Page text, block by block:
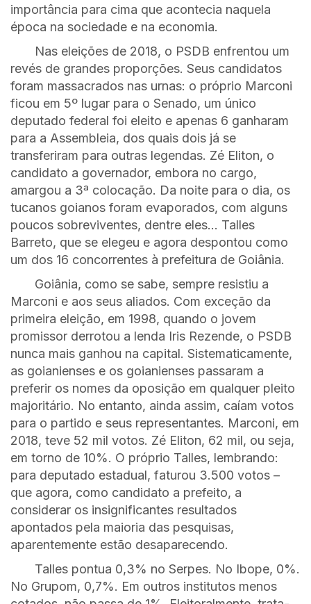
importância para cima que acontecia naquela
época na sociedade e na economia.
Nas eleições de 2018, o PSDB enfrentou um
revés de grandes proporções. Seus candidatos
foram massacrados nas urnas: o próprio Marconi
ficou em 5º lugar para o Senado, um único
deputado federal foi eleito e apenas 6 ganharam
para a Assembleia, dos quais dois já se
transferiram para outras legendas. Zé Eliton, o
candidato a governador, embora no cargo,
amargou a 3ª colocação. Da noite para o dia, os
tucanos goianos foram evaporados, com alguns
poucos sobreviventes, dentre eles… Talles
Barreto, que se elegeu e agora despontou como
um dos 16 concorrentes à prefeitura de Goiânia.
Goiânia, como se sabe, sempre resistiu a
Marconi e aos seus aliados. Com exceção da
primeira eleição, em 1998, quando o jovem
promissor derrotou a lenda Iris Rezende, o PSDB
nunca mais ganhou na capital. Sistematicamente,
as goianienses e os goianienses passaram a
preferir os nomes da oposição em qualquer pleito
majoritário. No entanto, ainda assim, caíam votos
para o partido e seus representantes. Marconi, em
2018, teve 52 mil votos. Zé Eliton, 62 mil, ou seja,
em torno de 10%. O próprio Talles, lembrando:
para deputado estadual, faturou 3.500 votos –
que agora, como candidato a prefeito, a
considerar os insignificantes resultados
apontados pela maioria das pesquisas,
aparentemente estão desaparecendo.
Talles pontua 0,3% no Serpes. No Ibope, 0%.
No Grupom, 0,7%. Em outros institutos menos